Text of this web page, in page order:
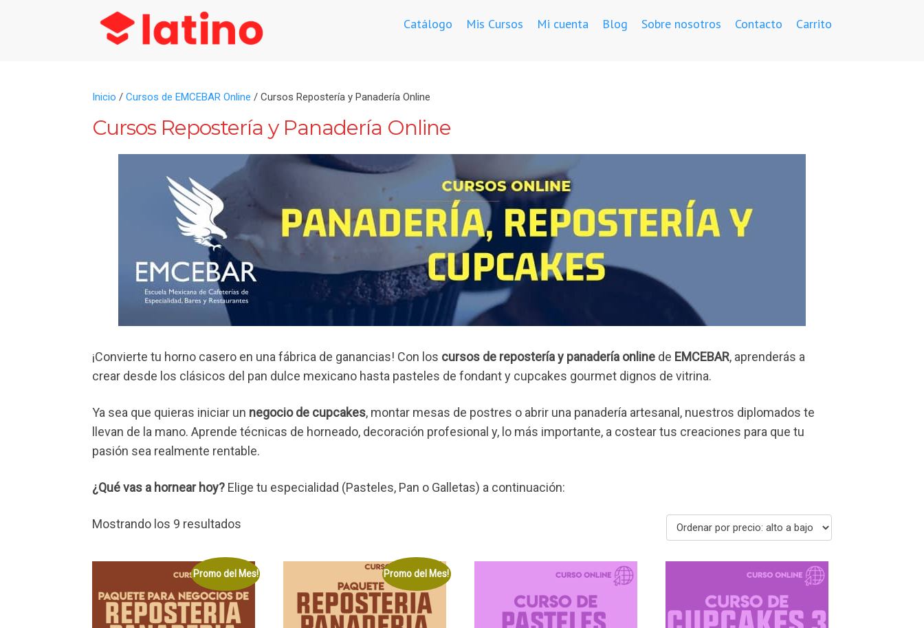
Catálogo Mis Cursos Mi cuenta Blog Sobre nosotros Contacto Carrito
Inicio /Cursos de EMCEBAR Online / Cursos Repostería y Panadería Online
Cursos Repostería y Panadería Online
¡Convierte tu horno casero en una fábrica de ganancias! Con los cursos de repostería y panadería online de EMCEBAR, aprenderás a
crear desde los clásicos del pan dulce mexicano hasta pasteles de fondant y cupcakes gourmet dignos de vitrina.
Ya sea que quieras iniciar un negocio de cupcakes, montar mesas de postres o abrir una panadería artesanal, nuestros diplomados te
llevan de la mano. Aprende técnicas de horneado, decoración profesional y, lo más importante, a costear tus creaciones para que tu
pasión sea realmente rentable.
¿Qué vas a hornear hoy? Elige tu especialidad (Pasteles, Pan o Galletas) a continuación:
Mostrando los 9 resultados
precio:
alto
a
bajo
Promo del Mes! Promo del Mes!